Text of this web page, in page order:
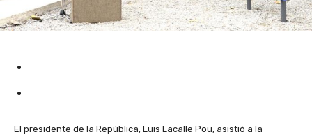
El presidente de la República, Luis Lacalle Pou, asistió a la